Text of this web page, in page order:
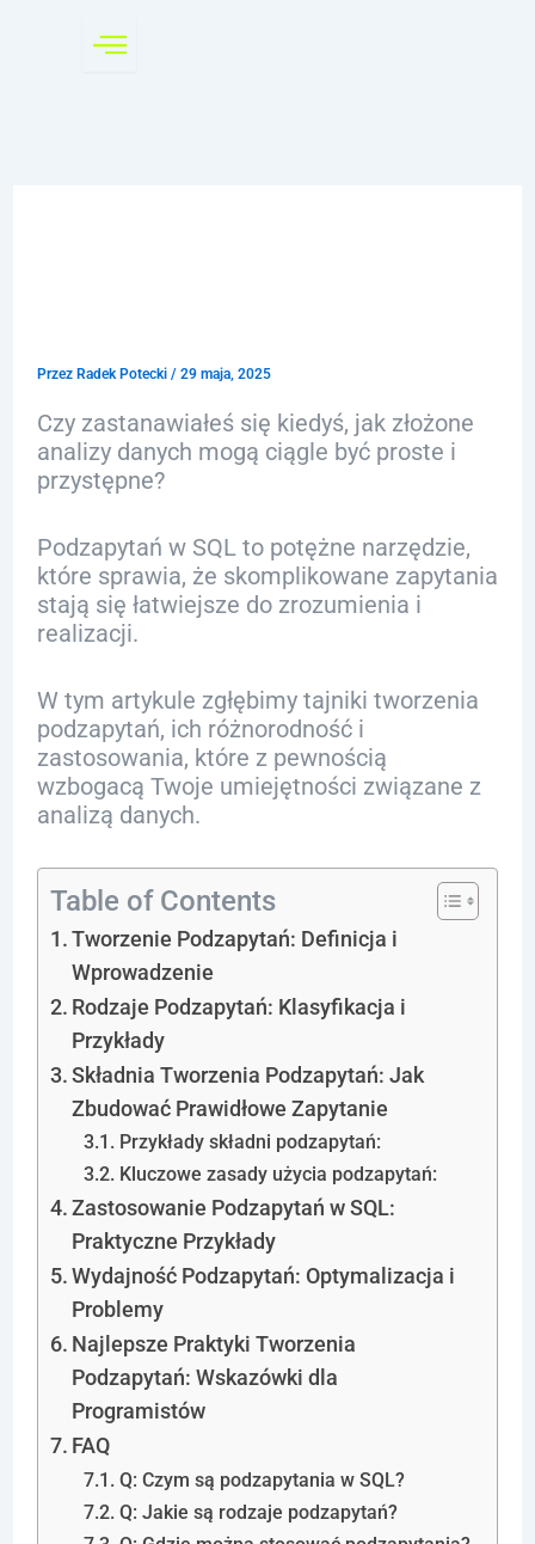
Przez Radek Potecki / 29 maja, 2025
Czy zastanawiałeś się kiedyś, jak złożone
analizy danych mogą ciągle być proste i
przystępne?
Podzapytań w SQL to potężne narzędzie,
które sprawia, że skomplikowane zapytania
stają się łatwiejsze do zrozumienia i
realizacji.
W tym artykule zgłębimy tajniki tworzenia
podzapytań, ich różnorodność i
zastosowania, które z pewnością
wzbogacą Twoje umiejętności związane z
analizą danych.
Table of Contents
Tworzenie Podzapytań: Definicja i
Wprowadzenie
Rodzaje Podzapytań: Klasyfikacja i
Przykłady
Składnia Tworzenia Podzapytań: Jak
Zbudować Prawidłowe Zapytanie
Przykłady składni podzapytań:
Kluczowe zasady użycia podzapytań:
Zastosowanie Podzapytań w SQL:
Praktyczne Przykłady
Wydajność Podzapytań: Optymalizacja i
Problemy
Najlepsze Praktyki Tworzenia
Podzapytań: Wskazówki dla
Programistów
FAQ
Q: Czym są podzapytania w SQL?
Q: Jakie są rodzaje podzapytań?